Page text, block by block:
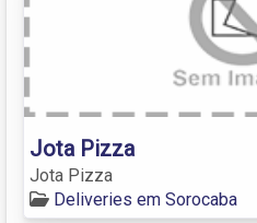
Jota Pizza
Jota Pizza
Deliveries em Sorocaba